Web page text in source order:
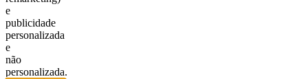
e
publicidade
personalizada
e
não
personalizada.